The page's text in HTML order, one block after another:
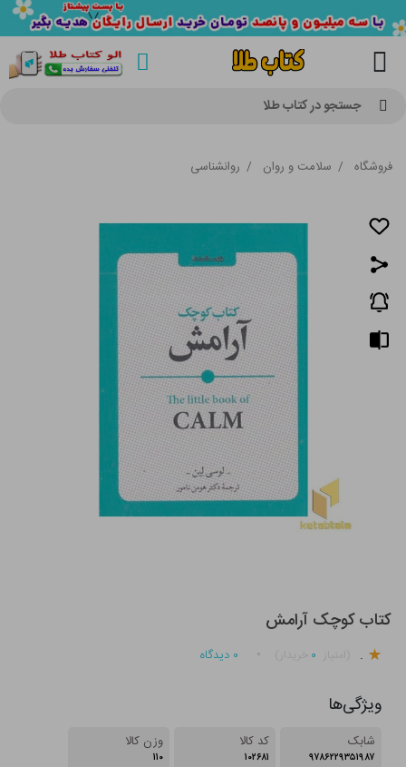
جستجو در کتاب طلا
فروشگاه / سلامت و روان / روانشناسی
کتاب کوچک آرامش
. ۰ ۰ دیدگاه
ویژگی‌ها
شابک
۹۷۸۶۲۲۹۳۵۱۹۸۷
کد کالا
۱۰۲۶۸۱
وزن کالا
۱۱۰